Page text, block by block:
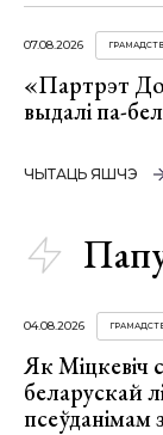
07.08.2026
«Партрэт
выдалі па-
ЧЫТАЦЬ ЯШЧЭ
04.08.2026
Як Міцкевіч
беларускай
псеўданімам